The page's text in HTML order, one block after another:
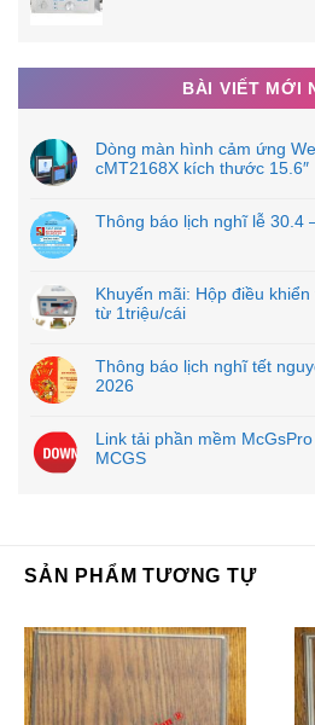
BÀI VIẾT MỚI
Dòng màn hình cảm ứng
cMT2168X kích thước 15.6″
Thông báo lịch nghĩ lễ 30.4
Khuyến mãi: Hộp điều
từ 1triệu/cái
Thông báo lịch nghĩ tết
2026
Link tải phần mềm
MCGS
SẢN PHẨM TƯƠNG TỰ